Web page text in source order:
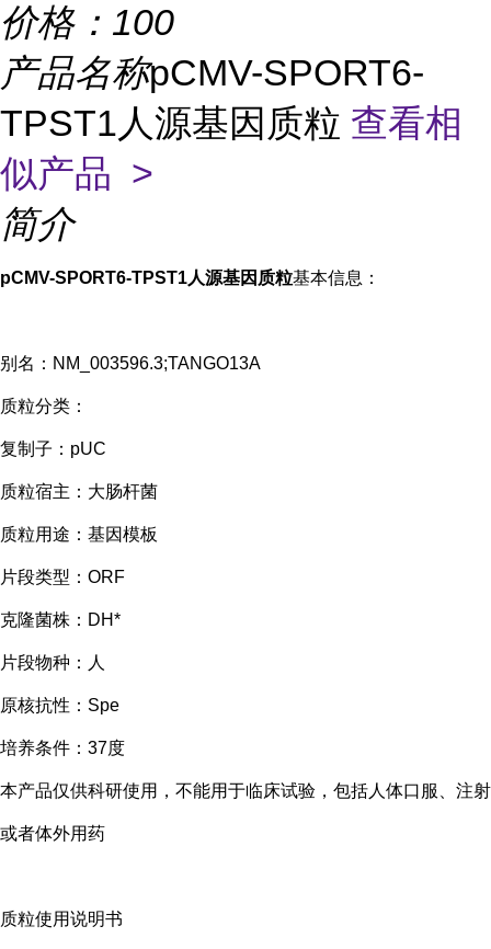
价格： 100
产品名称pCMV-SPORT6-
TPST1人源基因质粒 查看相
似产品 >
简介
pCMV-SPORT6-TPST1人源基因质粒基本信息：
别名：NM_003596.3;TANGO13A
质粒分类：
复制子：pUC
质粒宿主：大肠杆菌
质粒用途：基因模板
片段类型：ORF
克隆菌株：DH*
片段物种：人
原核抗性：Spe
培养条件：37度
本产品仅供科研使用，不能用于临床试验，包括人体口服、注射
或者体外用药
质粒使用说明书